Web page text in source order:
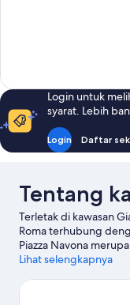
Login untuk
syarat. Lebih
Login Daftar
Tentang
Terletak di kawasan
Roma terhubung
Piazza Navona
terdapat pula Via del
Pertimbangkan
Lihat selengkapnya